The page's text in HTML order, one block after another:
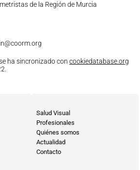
de la Región de Murcia
coorm.org
ha sincronizado con cookiedatabase.org
Salud Visual
Profesionales
Quiénes somos
Actualidad
Contacto